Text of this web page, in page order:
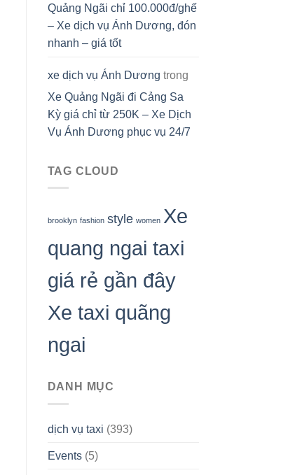
Quảng Ngãi chỉ 100.000đ/ghế
– Xe dịch vụ Ánh Dương, đón
nhanh – giá tốt
xe dịch vụ Ánh Dương trong
Xe Quảng Ngãi đi Cảng Sa
Kỳ giá chỉ từ 250K – Xe Dịch
Vụ Ánh Dương phục vụ 24/7
TAG CLOUD
brooklyn fashion style women Xe
quang ngai taxi
giá rẻ gần đây
Xe taxi quãng
ngai
DANH MỤC
dịch vụ taxi (393)
Events(5)